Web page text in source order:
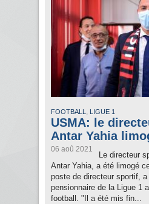
FOOTBALL , LIGUE 1
USMA: le
Antar Yahia
06 aoû 2021
Le directeur
Antar Yahia, a été limogé
poste de directeur sportif,
pensionnaire de la Ligue 1
football. "Il a été mis fin...